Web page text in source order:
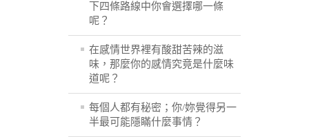
下四條路線中你會選擇哪一條
呢？
在感情世界裡有酸甜苦辣的滋
味，那麼你的感情究竟是什麼味
道呢？
每個人都有秘密；你/妳覺得另一
半最可能隱瞞什麼事情？